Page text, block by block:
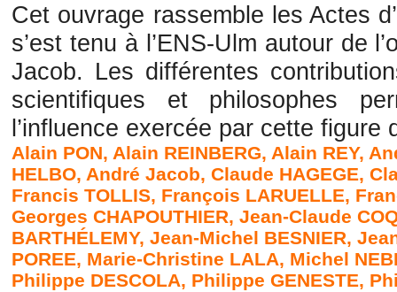
Cet ouvrage rassemble les Actes
s’est tenu à l’ENS-Ulm autour de
Jacob. Les différentes
scientifiques et philosophes
l’influence exercée par cette figure
Alain PON, Alain REINBERG, Alain REY,
HELBO, André Jacob,Claude HAGEGE,
Francis TOLLIS, François LARUELLE,
Georges CHAPOUTHIER,Jean-Claude
BARTHÉLEMY,Jean-Michel BESNIER,
POREE, Marie-Christine LALA, Michel
Philippe DESCOLA, Philippe GENESTE,